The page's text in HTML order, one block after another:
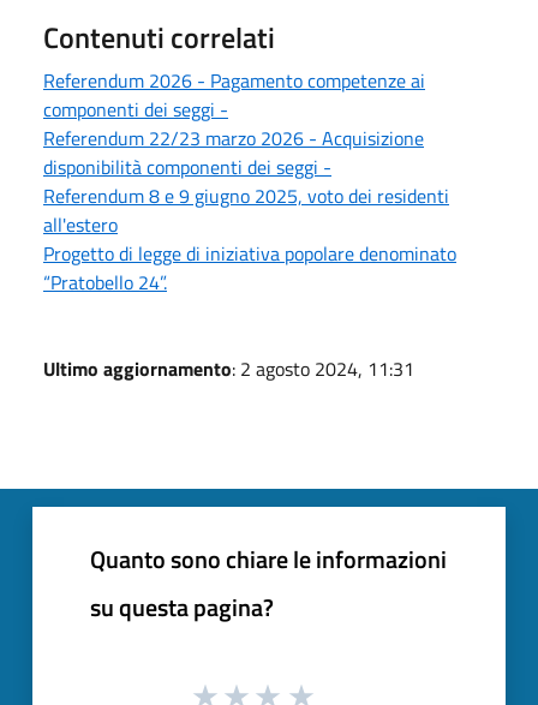
Contenuti correlati
Referendum 2026 - Pagamento competenze ai
componenti dei seggi -
Referendum 22/23 marzo 2026 - Acquisizione
disponibilità componenti dei seggi -
Referendum 8 e 9 giugno 2025, voto dei residenti
all'estero
Progetto di legge di iniziativa popolare denominato
“Pratobello 24”.
Ultimo aggiornamento: 2 agosto 2024, 11:31
Quanto sono chiare le informazioni
su questa pagina?